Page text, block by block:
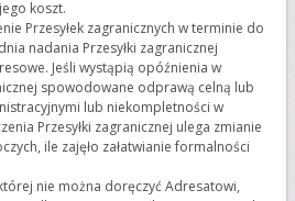
koszt.
Przesyłek zagranicznych w terminie do
nadania Przesyłki zagranicznej
Jeśli wystąpią opóźnienia w
spowodowane odprawą celną lub
lub niekompletności w
Przesyłki zagranicznej ulega zmianie
ile zajęło załatwianie formalności
nie można doręczyć Adresatowi,